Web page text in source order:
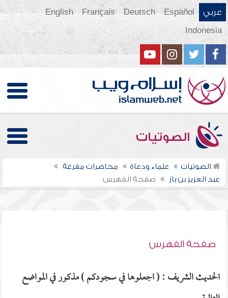
عربي Español
Deutsch
Français
English
Indonesia
الصوتيات
الصوتيات علماء ودعاة
محاضرات مفرغة
عبد العزيز بن باز
صفحة الفهرس
صفحة الفهرس
الحديث الشريف : ( اجعلوها في سجودكم ) مذكور في المواضع